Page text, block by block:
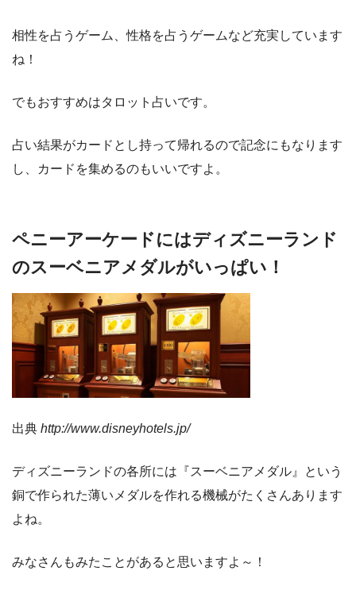
相性を占うゲーム、性格を占うゲームなど充実しています
ね！
でもおすすめはタロット占いです。
占い結果がカードとし持って帰れるので記念にもなります
し、カードを集めるのもいいですよ。
ペニーアーケードにはディズニーランド
のスーベニアメダルがいっぱい！
出典 http://www.disneyhotels.jp/
ディズニーランドの各所には『スーベニアメダル』という
銅で作られた薄いメダルを作れる機械がたくさんあります
よね。
みなさんもみたことがあると思いますよ～！